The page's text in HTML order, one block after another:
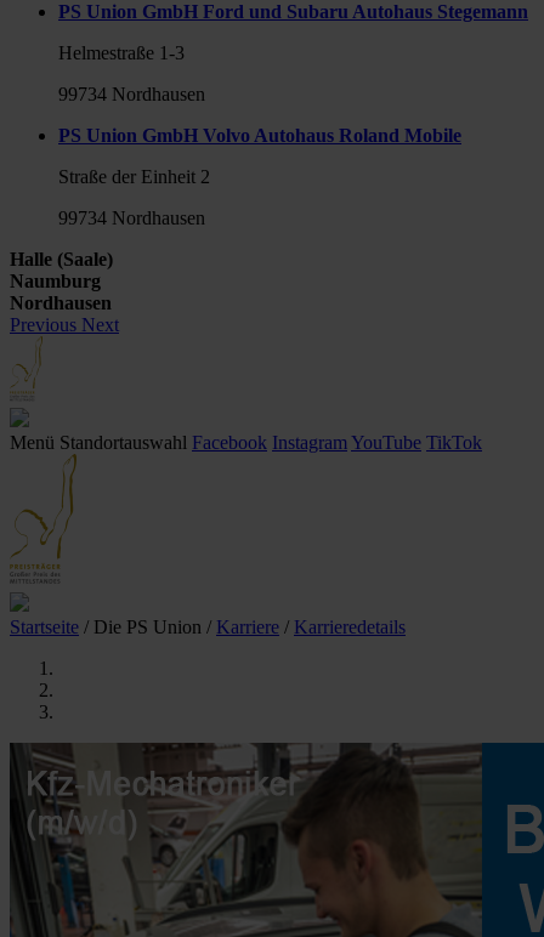
PS Union GmbH Ford und Subaru Autohaus Stegemann
Helmestraße 1-3
99734 Nordhausen
PS Union GmbH Volvo Autohaus Roland Mobile
Straße der Einheit 2
99734 Nordhausen
Halle (Saale)
Naumburg
Nordhausen
Previous Next
Menü Standortauswahl Facebook Instagram YouTube TikTok
Startseite / Die PS Union / Karriere / Karrieredetails